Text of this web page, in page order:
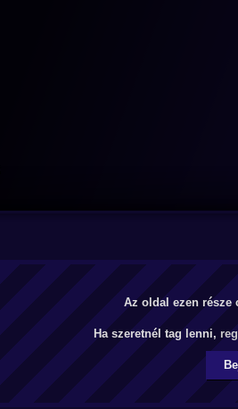
Az oldal ezen része
Ha szeretnél tag lenni,